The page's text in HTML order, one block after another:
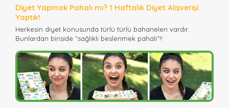
Diyet Yapmak Pahalı mı? 1 Haftalık Diyet Alışverişi
Yaptık!
Herkesin diyet konusunda türlü türlü bahaneleri vardır.
Bunlardan biriside "sağlıklı beslenmek pahalı"!!